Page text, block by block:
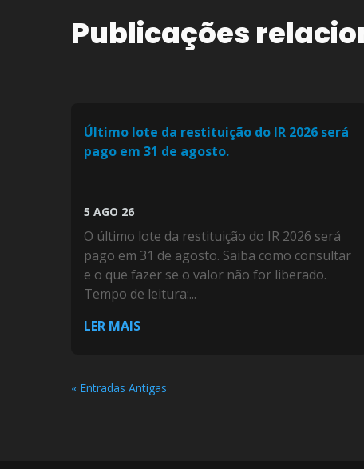
Publicações
Último lote da restituição do IR 2026 será
pago em 31 de agosto.
5 AGO 26
O último lote da restituição do IR 2026 será
pago em 31 de agosto. Saiba como consultar
e o que fazer se o valor não for liberado.
Tempo de leitura:...
LER MAIS
« Entradas Antigas